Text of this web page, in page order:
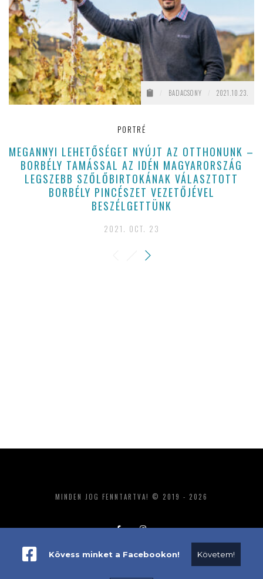
BADACSONY 2021.10.23.
PORTRÉ
MEGANNYI LEHETŐSÉGET NYÚJT AZ OTTHONUNK –
BORBÉLY TAMÁSSAL AZ IDÉN MAGYARORSZÁG
LEGSZEBB SZŐLŐBIRTOKÁNAK VÁLASZTOTT
BORBÉLY PINCÉSZET VEZETŐJÉVEL
BESZÉLGETTÜNK
2021. OCT. 23
MINDEN JOG FENNTARTVA! © 2019 - 2026
ADATKEZELÉS IMPRESSZUM MÉDIAAJÁNLAT
Kövess minket a Facebookon! Követem!